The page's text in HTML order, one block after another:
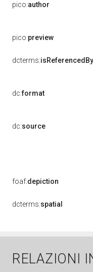
pico:author
pico:preview
dcterms:isReferencedBy
dc:format
dc:source
foaf:depiction
dcterms:spatial
RELAZIONI